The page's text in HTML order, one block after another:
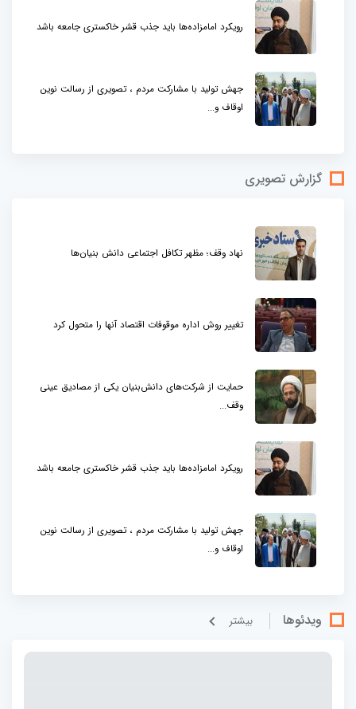
رویکرد امامزاده‌ها باید جذب قشر خاکستری جامعه باشد
جهش تولید با مشارکت مردم ، تصویری از رسالت نوین
اوقاف و...
گزارش تصویری
نهاد وقف؛ مظهر تکافل اجتماعی دانش بنیان‌ها
تغییر روش اداره موقوفات اقتصاد آنها را متحول کرد
حمایت از شرکت‌های دانش‌بنیان یکی از مصادیق عینی
وقف...
رویکرد امامزاده‌ها باید جذب قشر خاکستری جامعه باشد
جهش تولید با مشارکت مردم ، تصویری از رسالت نوین
اوقاف و...
ویدئوها بيشتر